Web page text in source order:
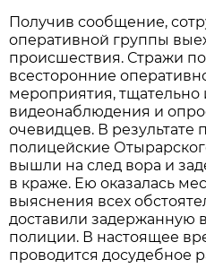
Получив сообщение,
оперативной группы
происшествия. Стражи
всесторонние
мероприятия, тщательно
видеонаблюдения и
очевидцев. В результате
полицейские
вышли на след вора и
в краже. Ею оказалась
выяснения всех
доставили задержанную
полиции. В настоящее
проводится досудебное